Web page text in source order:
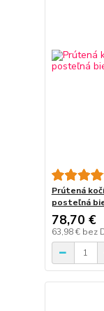
Prútená
posteľná
78,70 €
63,98 € bez